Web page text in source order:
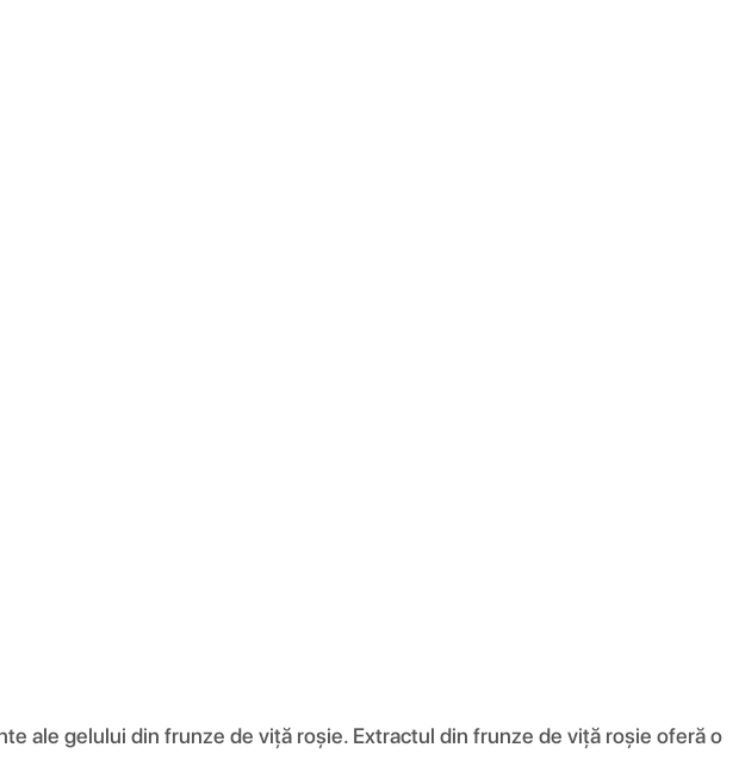
ale gelului din frunze de viță roșie. Extractul din frunze de viță roșie oferă o